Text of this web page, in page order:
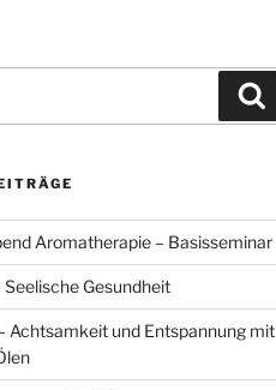
Aromatherapie – Basisseminar
Seelische Gesundheit
Achtsamkeit und Entspannung mit